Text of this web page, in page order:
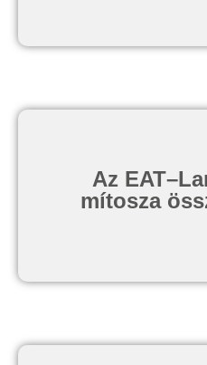
Az
mítosza